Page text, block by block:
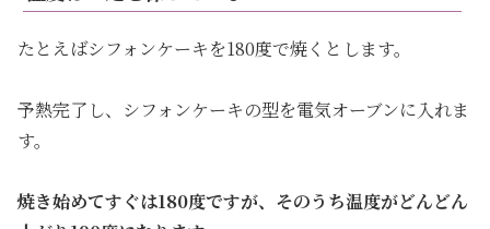
たとえばシフォンケーキを180度で焼くとします。
予熱完了し、シフォンケーキの型を電気オーブンに入れま
す。
焼き始めてすぐは180度ですが、そのうち温度がどんどん